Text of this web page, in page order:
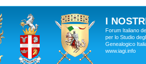
I
Forum Italiano
per lo Studio
Genealogico
www.iagi.info